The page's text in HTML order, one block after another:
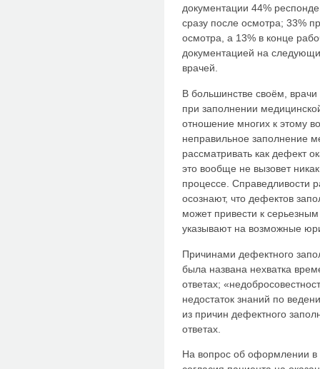
документации 44%
сразу после осмотра; 33%
осмотра, а 13% в конце
документацией на
врачей.
В большинстве своём,
при заполнении
отношение многих к этому
неправильное заполнение
рассматривать как дефект
это вообще не вызовет
процессе. Справедливости
осознают, что дефектов
может привести к
указывают на возможные
Причинами дефектного
была названа нехватка
ответах;
недостаток знаний по
из причин дефектного
ответах.
На вопрос об оформлении в